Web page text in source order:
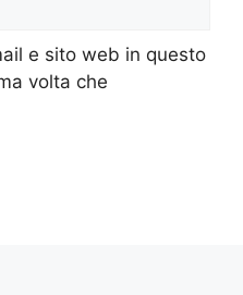
e sito web in questo
volta che